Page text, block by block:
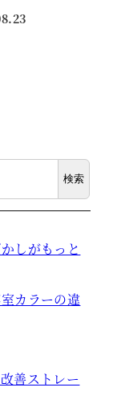
検索
しがもっと
カラーの違
善ストレー